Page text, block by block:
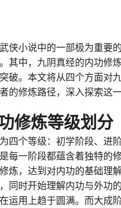
侠小说中的一部极为重要
其中，九阴真经的内功修
破。本文将从四个方面对
的修炼路径，深入探索这
修炼等级划分
四个等级：初学阶段、进
每一阶段都蕴含着独特的
炼，达到对内功的基础理
同时开始理解内功与外功
运用上趋于圆满。而大成